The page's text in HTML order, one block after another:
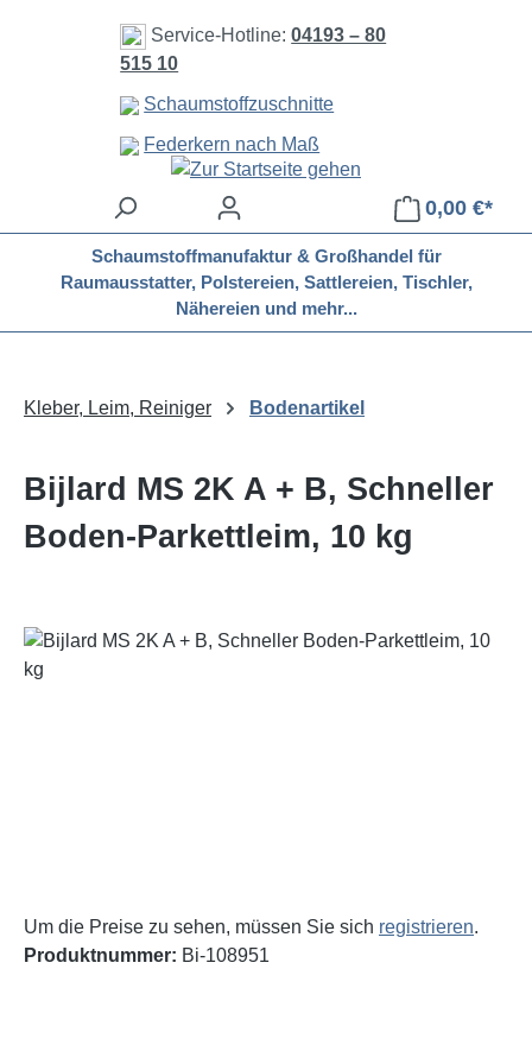
Zum Hauptinhalt springen
Service-Hotline:04193 – 80
515 10
Schaumstoffzuschnitte
Federkern nach Maß
0,00 €*
Schaumstoffmanufaktur & Großhandel für
Raumausstatter, Polstereien, Sattlereien, Tischler,
Nähereien und mehr...
Kleber, Leim, Reiniger Bodenartikel
Bijlard MS 2K A + B, Schneller
Boden-Parkettleim, 10 kg
Bildergalerie überspringen
Um die Preise zu sehen, müssen Sie sich registrieren.
Produktnummer: Bi-108951